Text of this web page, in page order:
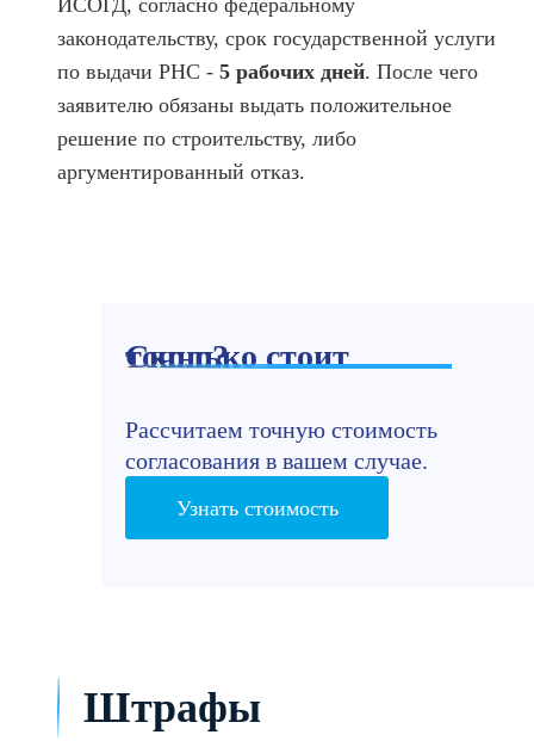
законодательству, срок государственной услуги
по выдачи РНС - 5 рабочих дней. После чего
заявителю обязаны выдать положительное
решение по строительству, либо
аргументированный отказ.
Сколько стоит точно?
Рассчитаем точную стоимость
согласования в вашем случае.
Узнать стоимость
Штрафы